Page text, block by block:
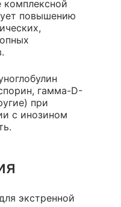
комплексной
повышению
гамма-D-
при
с инозином
экстренной